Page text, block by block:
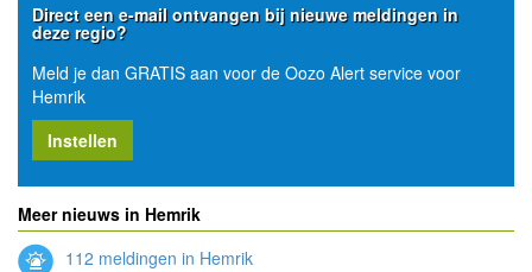
Direct een e-mail ontvangen bij nieuwe meldingen in
deze regio?
Meld je dan GRATIS aan voor de Oozo Alert service voor
Hemrik
Instellen
Meer nieuws in Hemrik
112 meldingen in Hemrik